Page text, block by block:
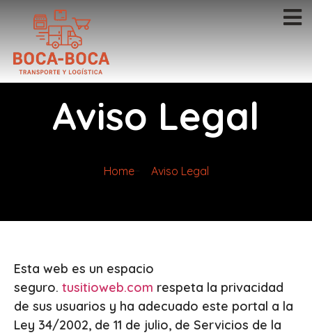
Aviso Legal
Home Aviso Legal
Esta web es un espacio
seguro. tusitioweb.com respeta la privacidad
de sus usuarios y ha adecuado este portal a la
Ley 34/2002, de 11 de julio, de Servicios de la